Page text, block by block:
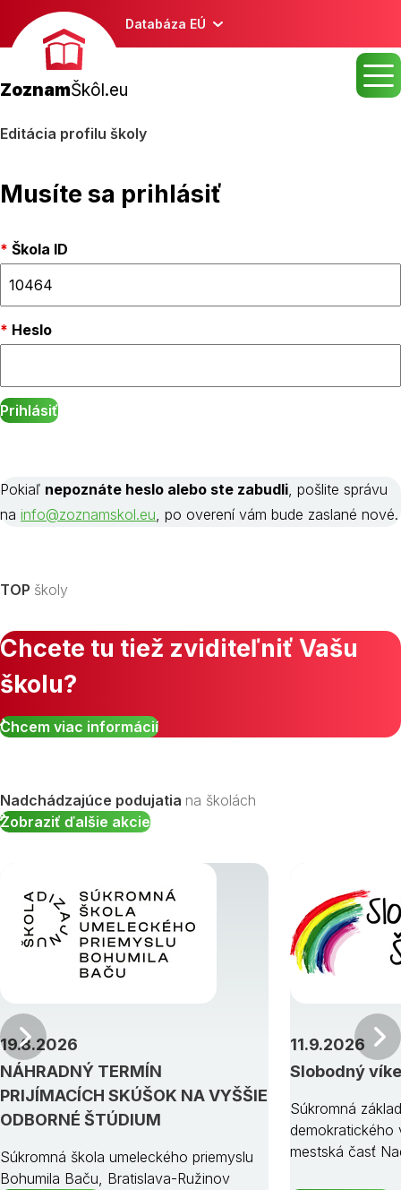
Databáza EÚ
ZoznamŠkôl.eu
Editácia profilu školy
Musíte sa prihlásiť
Škola ID
Heslo
Pokiaľ nepoznáte heslo alebo ste zabudli, pošlite správu
na info@zoznamskol.eu, po overení vám bude zaslané nové.
TOP školy
Chcete tu tiež zviditeľniť Vašu
školu?
Chcem viac informácií
Nadchádzajúce podujatia na školách
Zobraziť ďalšie akcie
NÁHRADNÝ TERMÍN
PRIJÍMACÍCH SKÚŠOK NA VYŠŠIE
ODBORNÉ ŠTÚDIUM
19.8.2026
Súkromná škola umeleckého priemyslu
Bohumila Baču, Bratislava-Ružinov
Slobodný
11.9.2026
Súkromná
demokratického
mestská časť
Predchádzajúci